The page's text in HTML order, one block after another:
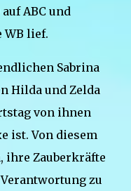
ABC und
WB lief.
Sabrina
Hilda und Zelda
von ihnen
ist. Von diesem
ihre Zauberkräfte
zu